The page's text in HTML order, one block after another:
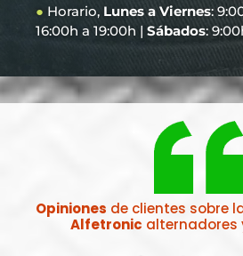
● Horario, Lunes a Viernes:
16:00h a 19:00h | Sábados:
Opiniones de clientes sobre
Alfetronic alternadores